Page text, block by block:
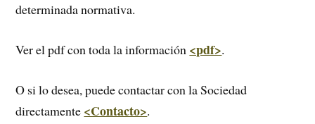
determinada normativa.
Ver el pdf con toda la información <pdf>.
O si lo desea, puede contactar con la Sociedad
directamente <Contacto>.